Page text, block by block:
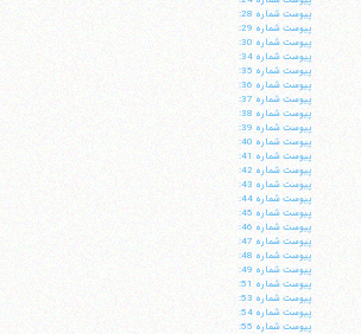
پيوست شماره 28:
پيوست شماره 29:
پيوست شماره 30:
پيوست شماره 34:
پيوست شماره 35:
پيوست شماره 36:
پيوست شماره 37:
پيوست شماره 38:
پيوست شماره 39:
پيوست شماره 40:
پيوست شماره 41:
پيوست شماره 42:
پيوست شماره 43:
پيوست شماره 44:
پيوست شماره 45:
پيوست شماره 46:
پيوست شماره 47:
پيوست شماره 48:
پيوست شماره 49:
پيوست شماره 51:
پيوست شماره 53:
پيوست شماره 54:
پيوست شماره 55: